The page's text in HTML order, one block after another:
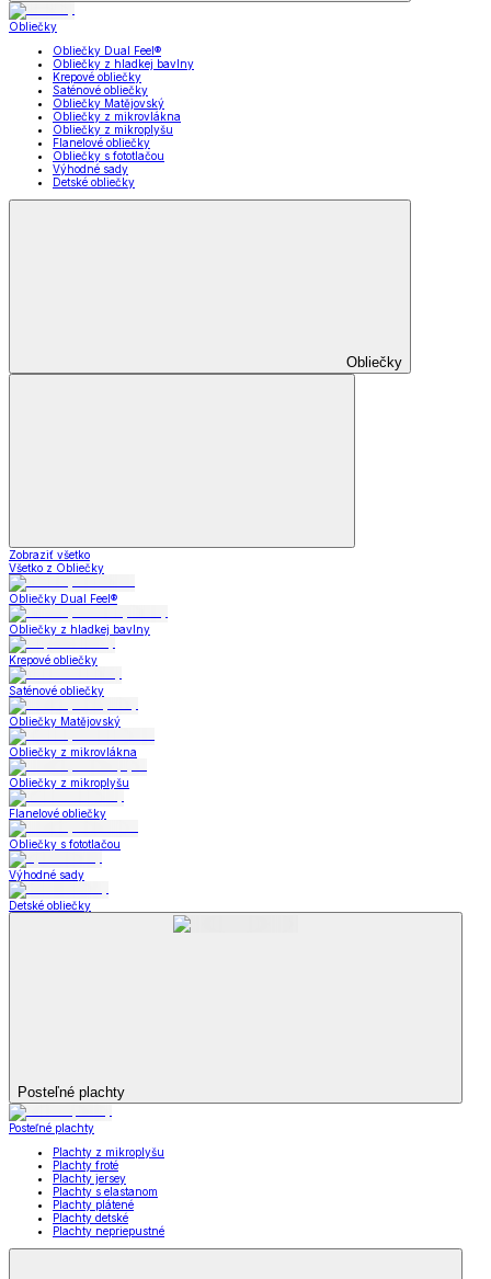
Obliečky
Obliečky Dual Feel®
Obliečky z hladkej bavlny
Krepové obliečky
Saténové obliečky
Obliečky Matějovský
Obliečky z mikrovlákna
Obliečky z mikroplyšu
Flanelové obliečky
Obliečky s fototlačou
Výhodné sady
Detské obliečky
Obliečky
Zobraziť všetko
Všetko z Obliečky
Obliečky Dual Feel®
Obliečky z hladkej bavlny
Krepové obliečky
Saténové obliečky
Obliečky Matějovský
Obliečky z mikrovlákna
Obliečky z mikroplyšu
Flanelové obliečky
Obliečky s fototlačou
Výhodné sady
Detské obliečky
Posteľné plachty
Posteľné plachty
Plachty z mikroplyšu
Plachty froté
Plachty jersey
Plachty s elastanom
Plachty plátené
Plachty detské
Plachty nepriepustné